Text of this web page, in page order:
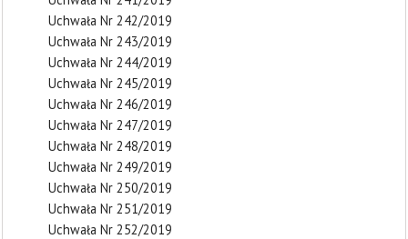
Uchwała Nr 242/2019
Uchwała Nr 243/2019
Uchwała Nr 244/2019
Uchwała Nr 245/2019
Uchwała Nr 246/2019
Uchwała Nr 247/2019
Uchwała Nr 248/2019
Uchwała Nr 249/2019
Uchwała Nr 250/2019
Uchwała Nr 251/2019
Uchwała Nr 252/2019